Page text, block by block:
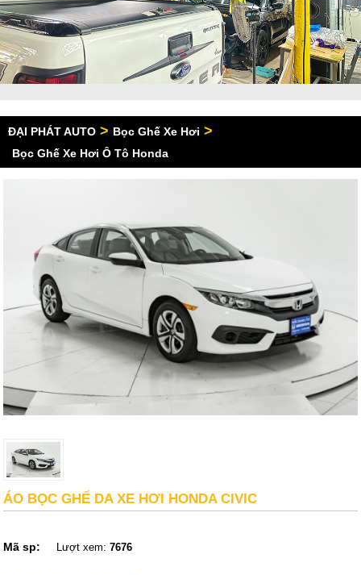
ĐẠI PHÁT AUTO > Bọc Ghế Xe Hơi >
Bọc Ghế Xe Hơi Ô Tô Honda
ÁO BỌC GHẾ DA XE HƠI HONDA CIVIC
Mã sp: Lượt xem:7676